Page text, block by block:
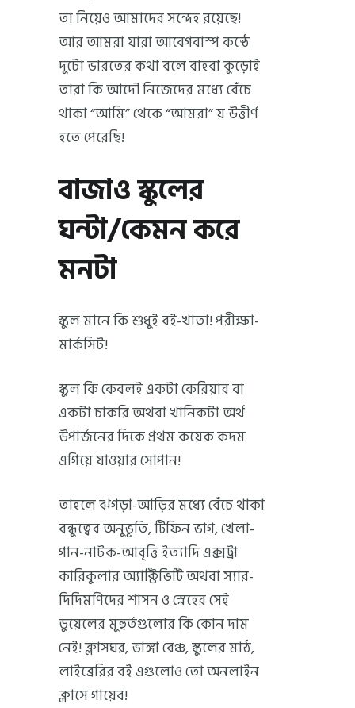
তা নিয়েও আমাদের সন্দেহ রয়েছে!
আর আমরা যারা আবেগবাস্প কন্ঠে
দুটো ভারতের কথা বলে বাহবা কুড়োই
তারা কি আদৌ নিজেদের মধ্যে বেঁচে
থাকা “আমি” থেকে “আমরা” য় উত্তীর্ণ
হতে পেরেছি!
বাজাও স্কুলের
ঘন্টা/কেমন করে
মনটা
স্কুল মানে কি শুধুই বই-খাতা! পরীক্ষা-
মার্কসিট!
স্কুল কি কেবলই একটা কেরিয়ার বা
একটা চাকরি অথবা খানিকটা অর্থ
উপার্জনের দিকে প্রথম কয়েক কদম
এগিয়ে যাওয়ার সোপান!
তাহলে ঝগড়া-আড়ির মধ্যে বেঁচে থাকা
বন্ধুত্বের অনুভূতি, টিফিন ভাগ, খেলা-
গান-নাটক-আবৃত্তি ইত্যাদি এক্সট্রা
কারিকুলার অ্যাক্টিভিটি অথবা স্যার-
দিদিমণিদের শাসন ও স্নেহের সেই
ডুয়েলের মুহুর্তগুলোর কি কোন দাম
নেই! ক্লাসঘর, ভাঙ্গা বেঞ্চ, স্কুলের মাঠ,
লাইব্রেরির বই এগুলোও তো অনলাইন
ক্লাসে গায়েব!